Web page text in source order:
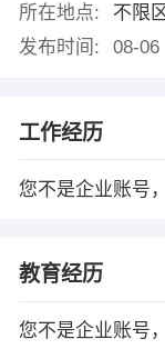
所在地点:
不限
发布时间:
08-06
工作经历
您不是企业账号
教育经历
您不是企业账号